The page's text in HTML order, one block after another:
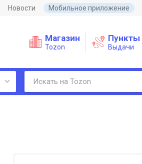
Новости Мобильное приложение
Магазин
Tozon
Пункты
Выдачи